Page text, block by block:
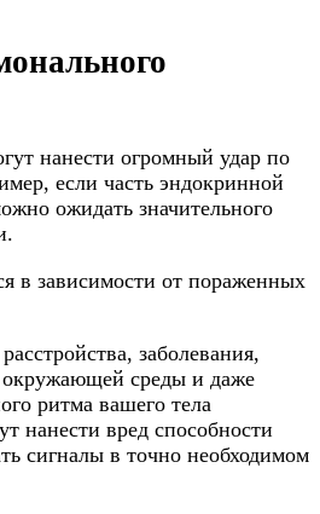
нанести огромный удар по
если часть эндокринной
ожидать значительного
в зависимости от пораженных
заболевания,
окружающей среды и даже
ритма вашего тела
нанести вред способности
сигналы в точно необходимом